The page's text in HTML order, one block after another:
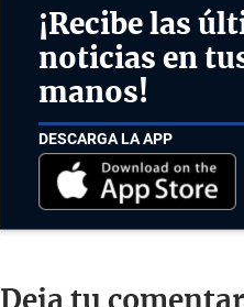
¡Recibe las
noticias en
manos!
DESCARGA LA APP